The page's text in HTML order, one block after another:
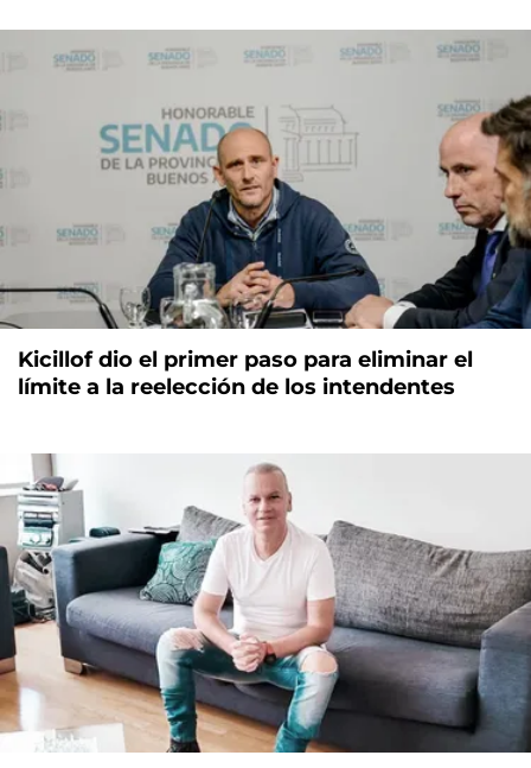
Kicillof dio el primer paso para eliminar el
límite a la reelección de los intendentes